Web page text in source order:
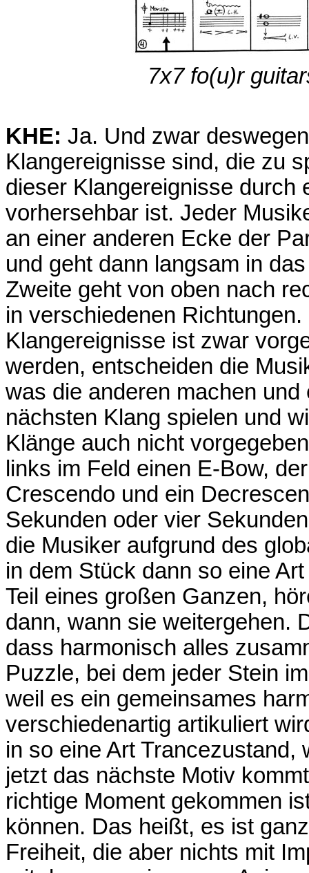
7x7 fo(u)r
KHE: Ja. Und zwar
Klangereignisse sind, die zu
dieser Klangereignisse durch
vorhersehbar ist. Jeder
an einer anderen Ecke der
und geht dann langsam in
Zweite geht von oben nach
in verschiedenen
Klangereignisse ist zwar
werden, entscheiden die
was die anderen machen
nächsten Klang spielen und
Klänge auch nicht
links im Feld einen E-Bow,
Crescendo und ein
Sekunden oder vier
die Musiker aufgrund des
in dem Stück dann so eine
Teil eines großen Ganzen,
dann, wann sie weitergehen.
dass harmonisch alles
Puzzle, bei dem jeder Stein
weil es ein gemeinsames
verschiedenartig artikuliert
in so eine Art
jetzt das nächste Motiv
richtige Moment gekommen
können. Das heißt, es ist
Freiheit, die aber nichts mit